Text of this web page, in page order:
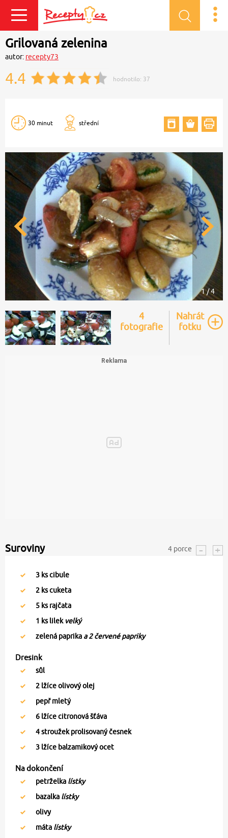
Grilovaná zelenina
autor: recepty73
4.4 hodnotilo: 37
30 minut střední
1 / 4
4
fotografie
Nahrát
fotku
Suroviny 4 porce
3 ks cibule
2 ks cuketa
5 ks rajčata
1 ks lilek velký
zelená paprika a 2 červené papriky
Dresink
sůl
2 lžíce olivový olej
pepř mletý
6 lžíce citronová šťáva
4stroužek prolisovaný česnek
3 lžíce balzamikový ocet
Na dokončení
petrželka lístky
bazalka lístky
olivy
máta lístky